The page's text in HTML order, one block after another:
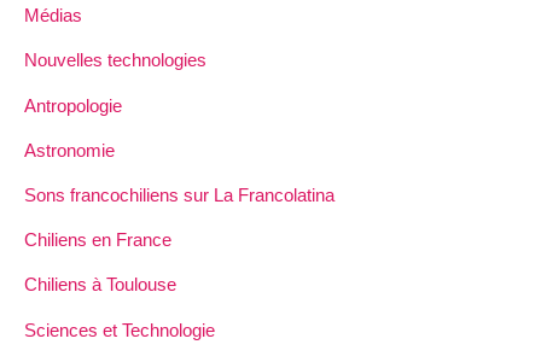
Médias
Nouvelles technologies
Antropologie
Astronomie
Sons francochiliens sur La Francolatina
Chiliens en France
Chiliens à Toulouse
Sciences et Technologie